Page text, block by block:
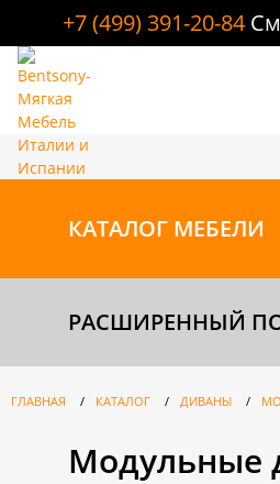
+7 (499) 391-20-84
КАТАЛОГ МЕБЕЛИ
РАСШИРЕННЫЙ
ГЛАВНАЯ / КАТАЛОГ / ДИВАНЫ /
Модульные